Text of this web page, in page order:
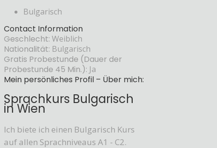
Bulgarisch
Contact Information
Geschlecht: Weiblich
Nationalität: Bulgarisch
Gratis Probestunde (Dauer der
Probestunde 45 Min.): Ja
Mein persönliches Profil – Über mich:
Sprachkurs Bulgarisch
in Wien
Ich biete ich einen Bulgarisch Kurs
auf allen Sprachniveaus A1 - C2.